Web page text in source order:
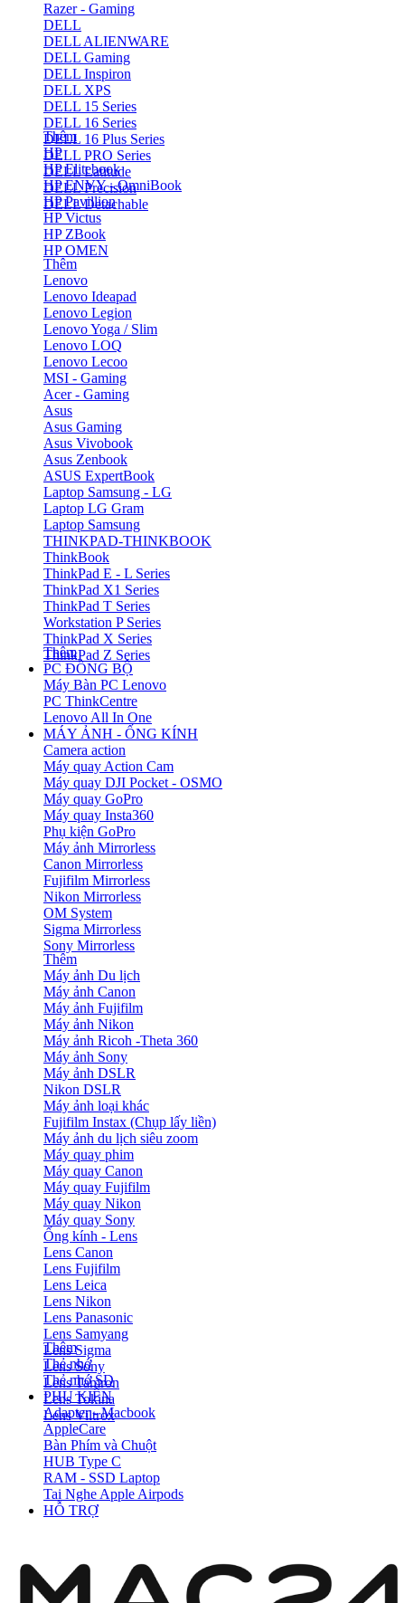
Razer - Gaming
DELL
DELL ALIENWARE
DELL Gaming
DELL Inspiron
DELL XPS
DELL 15 Series
DELL 16 Series
DELL 16 Plus Series
DELL PRO Series
DELL Latitude
DELL Precision
DELL Detachable
Thêm
HP
HP Elitebook
HP ENVY - OmniBook
HP Pavillion
HP Victus
HP ZBook
HP OMEN
Thêm
Lenovo
Lenovo Ideapad
Lenovo Legion
Lenovo Yoga / Slim
Lenovo LOQ
Lenovo Lecoo
MSI - Gaming
Acer - Gaming
Asus
Asus Gaming
Asus Vivobook
Asus Zenbook
ASUS ExpertBook
Laptop Samsung - LG
Laptop LG Gram
Laptop Samsung
THINKPAD-THINKBOOK
ThinkBook
ThinkPad E - L Series
ThinkPad X1 Series
ThinkPad T Series
Workstation P Series
ThinkPad X Series
ThinkPad Z Series
Thêm
PC ĐỒNG BỘ
Máy Bàn PC Lenovo
PC ThinkCentre
Lenovo All In One
MÁY ẢNH - ỐNG KÍNH
Camera action
Máy quay Action Cam
Máy quay DJI Pocket - OSMO
Máy quay GoPro
Máy quay Insta360
Phụ kiện GoPro
Máy ảnh Mirrorless
Canon Mirrorless
Fujifilm Mirrorless
Nikon Mirrorless
OM System
Sigma Mirrorless
Sony Mirrorless
Thêm
Máy ảnh Du lịch
Máy ảnh Canon
Máy ảnh Fujifilm
Máy ảnh Nikon
Máy ảnh Ricoh -Theta 360
Máy ảnh Sony
Máy ảnh DSLR
Nikon DSLR
Máy ảnh loại khác
Fujifilm Instax (Chụp lấy liền)
Máy ảnh du lịch siêu zoom
Máy quay phim
Máy quay Canon
Máy quay Fujifilm
Máy quay Nikon
Máy quay Sony
Ống kính - Lens
Lens Canon
Lens Fujifilm
Lens Leica
Lens Nikon
Lens Panasonic
Lens Samyang
Lens Sigma
Lens Sony
Lens Tamron
Lens Tokina
Lens Viltrox
Thêm
Thẻ nhớ
Thẻ nhớ SD
PHỤ KIỆN
Adapter - Macbook
AppleCare
Bàn Phím và Chuột
HUB Type C
RAM - SSD Laptop
Tai Nghe Apple Airpods
HỖ TRỢ